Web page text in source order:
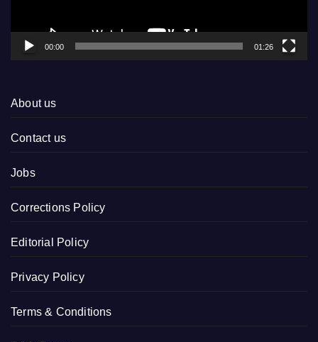
00:00 01:26
About us
Contact us
Jobs
Corrections Policy
Editorial Policy
Privacy Policy
Terms & Conditions